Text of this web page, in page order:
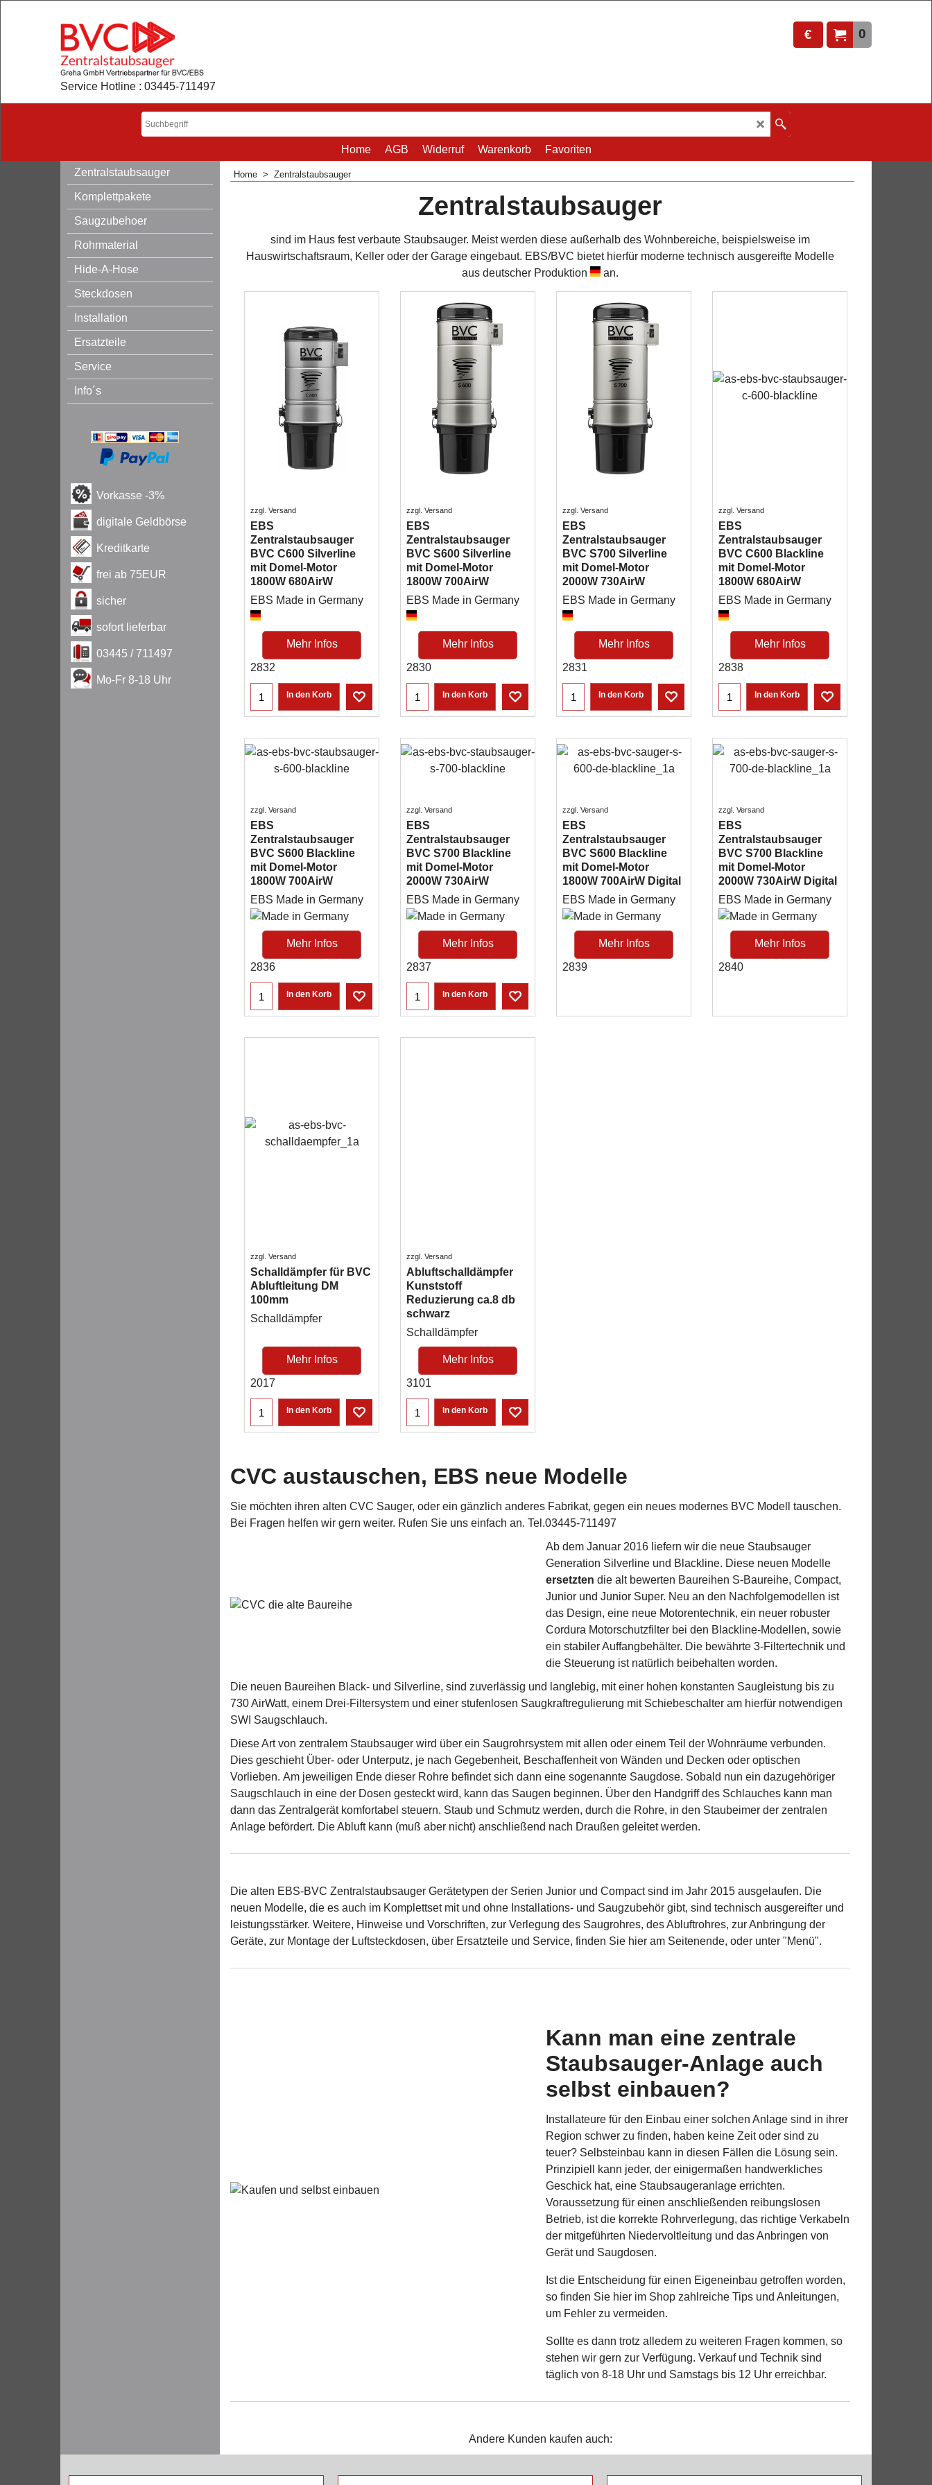
0
€
Service Hotline : 03445-711497
Home AGB Widerruf Warenkorb
Favoriten
Zentralstaubsauger
Komplettpakete
Saugzubehoer
Rohrmaterial
Hide-A-Hose
Steckdosen
Installation
Ersatzteile
Service
Info´s
Vorkasse -3%
digitale Geldbörse
Kreditkarte
frei ab 75EUR
sicher
sofort lieferbar
03445 / 711497
Mo-Fr 8-18 Uhr
Home > Zentralstaubsauger
Zentralstaubsauger
sind im Haus fest verbaute Staubsauger. Meist werden diese außerhalb des Wohnbereiche, beispielsweise im
Hauswirtschaftsraum, Keller oder der Garage eingebaut. EBS/BVC bietet hierfür moderne technisch ausgereifte Modelle
aus deutscher Produktion
an.
zzgl. Versand
EBS
Zentralstaubsauger
BVC C600 Silverline
mit Domel-Motor
1800W 680AirW
EBS Made in Germany
Mehr Infos
2832
In den Korb
zzgl. Versand
EBS
Zentralstaubsauger
BVC S600 Silverline
mit Domel-Motor
1800W 700AirW
EBS Made in Germany
Mehr Infos
2830
In den Korb
zzgl. Versand
EBS
Zentralstaubsauger
BVC S700 Silverline
mit Domel-Motor
2000W 730AirW
EBS Made in Germany
Mehr Infos
2831
In den Korb
zzgl. Versand
EBS
Zentralstaubsauger
BVC C600 Blackline
mit Domel-Motor
1800W 680AirW
EBS Made in Germany
Mehr Infos
2838
In den Korb
zzgl. Versand
EBS
Zentralstaubsauger
BVC S600 Blackline
mit Domel-Motor
1800W 700AirW
EBS Made in Germany
Mehr Infos
2836
In den Korb
zzgl. Versand
EBS
Zentralstaubsauger
BVC S700 Blackline
mit Domel-Motor
2000W 730AirW
EBS Made in Germany
Mehr Infos
2837
In den Korb
zzgl. Versand
EBS
Zentralstaubsauger
BVC S600 Blackline
mit Domel-Motor
1800W 700AirW Digital
EBS Made in Germany
Mehr Infos
2839
zzgl. Versand
EBS
Zentralstaubsauger
BVC S700 Blackline
mit Domel-Motor
2000W 730AirW Digital
EBS Made in Germany
Mehr Infos
2840
zzgl. Versand
Schalldämpfer für BVC
Abluftleitung DM
100mm
Schalldämpfer
Mehr Infos
2017
In den Korb
zzgl. Versand
Abluftschalldämpfer
Kunststoff
Reduzierung ca.8 db
schwarz
Schalldämpfer
Mehr Infos
3101
In den Korb
CVC austauschen, EBS neue Modelle
Sie möchten ihren alten CVC Sauger, oder ein gänzlich anderes Fabrikat, gegen ein neues modernes BVC Modell tauschen.
Bei Fragen helfen wir gern weiter. Rufen Sie uns einfach an. Tel.03445-711497
Ab dem Januar 2016 liefern wir die neue Staubsauger
Generation Silverline und Blackline. Diese neuen Modelle
ersetzten die alt bewerten Baureihen S-Baureihe, Compact,
Junior und Junior Super. Neu an den Nachfolgemodellen ist
das Design, eine neue Motorentechnik, ein neuer robuster
Cordura Motorschutzfilter bei den Blackline-Modellen, sowie
ein stabiler Auffangbehälter. Die bewährte 3-Filtertechnik und
die Steuerung ist natürlich beibehalten worden.
Die neuen Baureihen Black- und Silverline, sind zuverlässig und langlebig, mit einer hohen konstanten Saugleistung bis zu
730 AirWatt, einem Drei-Filtersystem und einer stufenlosen Saugkraftregulierung mit Schiebeschalter am hierfür notwendigen
SWI Saugschlauch.
Diese Art von zentralem Staubsauger wird über ein Saugrohrsystem mit allen oder einem Teil der Wohnräume verbunden.
Dies geschieht Über- oder Unterputz, je nach Gegebenheit, Beschaffenheit von Wänden und Decken oder optischen
Vorlieben. Am jeweiligen Ende dieser Rohre befindet sich dann eine sogenannte Saugdose. Sobald nun ein dazugehöriger
Saugschlauch in eine der Dosen gesteckt wird, kann das Saugen beginnen. Über den Handgriff des Schlauches kann man
dann das Zentralgerät komfortabel steuern. Staub und Schmutz werden, durch die Rohre, in den Staubeimer der zentralen
Anlage befördert. Die Abluft kann (muß aber nicht) anschließend nach Draußen geleitet werden.
Die alten EBS-BVC Zentralstaubsauger Gerätetypen der Serien Junior und Compact sind im Jahr 2015 ausgelaufen. Die
neuen Modelle, die es auch im Komplettset mit und ohne Installations- und Saugzubehör gibt, sind technisch ausgereifter und
leistungsstärker. Weitere, Hinweise und Vorschriften, zur Verlegung des Saugrohres, des Abluftrohres, zur Anbringung der
Geräte, zur Montage der Luftsteckdosen, über Ersatzteile und Service, finden Sie hier am Seitenende, oder unter "Menü".
Kann man eine zentrale
Staubsauger-Anlage auch
selbst einbauen?
Installateure für den Einbau einer solchen Anlage sind in ihrer
Region schwer zu finden, haben keine Zeit oder sind zu
teuer? Selbsteinbau kann in diesen Fällen die Lösung sein.
Prinzipiell kann jeder, der einigermaßen handwerkliches
Geschick hat, eine Staubsaugeranlage errichten.
Voraussetzung für einen anschließenden reibungslosen
Betrieb, ist die korrekte Rohrverlegung, das richtige Verkabeln
der mitgeführten Niedervoltleitung und das Anbringen von
Gerät und Saugdosen.
Ist die Entscheidung für einen Eigeneinbau getroffen worden,
so finden Sie hier im Shop zahlreiche Tips und Anleitungen,
um Fehler zu vermeiden.
Sollte es dann trotz alledem zu weiteren Fragen kommen, so
stehen wir gern zur Verfügung. Verkauf und Technik sind
täglich von 8-18 Uhr und Samstags bis 12 Uhr erreichbar.
Andere Kunden kaufen auch: